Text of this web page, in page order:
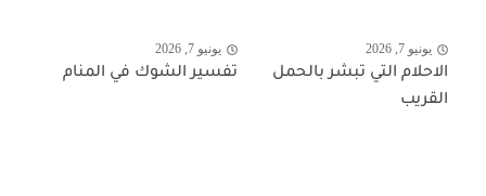
يونيو 7, 2026
الاحلام التي تبشر بالحمل
القريب
يونيو 7, 2026
تفسير الشوك في المنام